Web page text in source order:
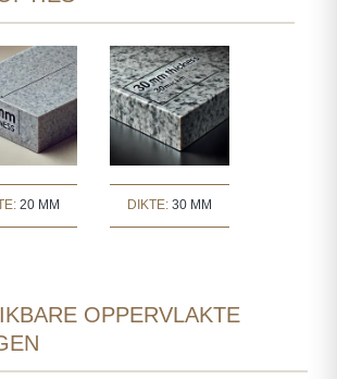
20 MM DIKTE: 30 MM
OPPERVLAKTE